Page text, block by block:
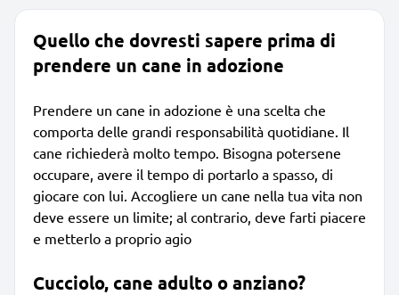
Quello che dovresti sapere prima di
prendere un cane in adozione
Prendere un cane in adozione è una scelta che
comporta delle grandi responsabilità quotidiane. Il
cane richiederà molto tempo. Bisogna potersene
occupare, avere il tempo di portarlo a spasso, di
giocare con lui. Accogliere un cane nella tua vita non
deve essere un limite; al contrario, deve farti piacere
e metterlo a proprio agio
Cucciolo, cane adulto o anziano?